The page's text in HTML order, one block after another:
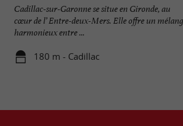
Cadillac-sur-Garonne se situe en Gironde, au
cœur de l’ Entre-deux-Mers. Elle offre un
harmonieux entre ...
180 m - Cadillac